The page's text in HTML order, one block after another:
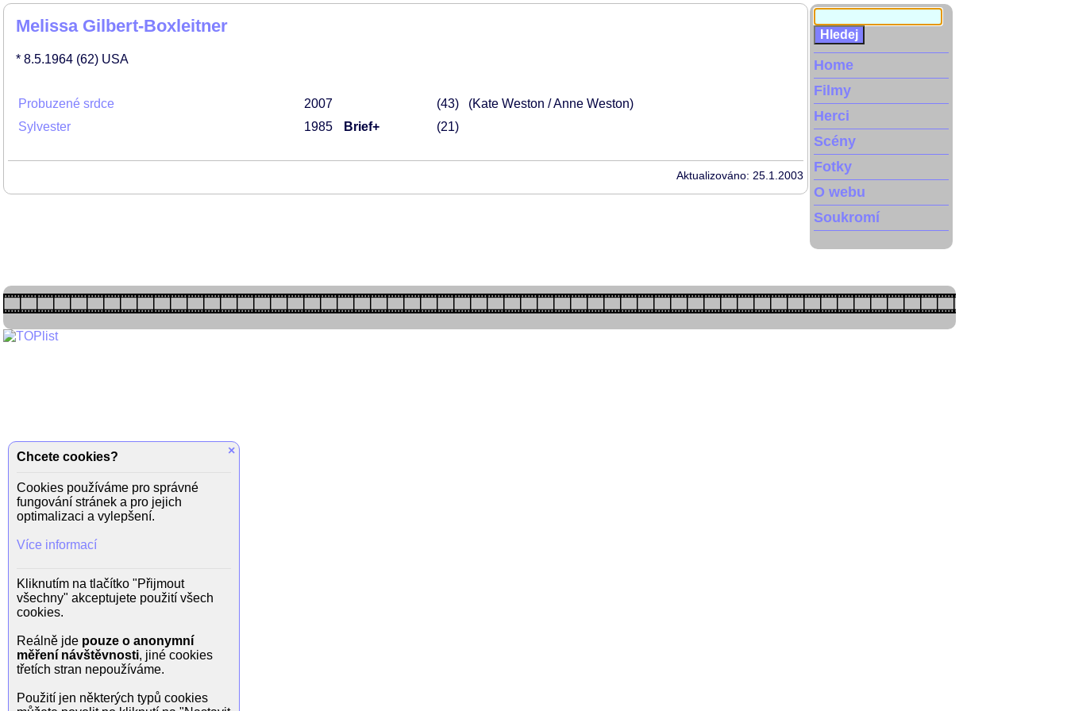
Melissa Gilbert-Boxleitner
* 8.5.1964 (62) USA
Probuzené srdce 2007 43
(Kate Weston / Anne Weston)
Sylvester
1985 Brief+ 21
Aktualizováno: 25.1.2003
Home
Filmy
Herci
Scény
Fotky
O webu
Soukromí
×
Chcete cookies?
Cookies používáme pro správné
fungování stránek a pro jejich
optimalizaci a vylepšení.
Více informací
Kliknutím na tlačítko "Přijmout
všechny" akceptujete použití všech
cookies.
Reálně jde pouze o anonymní
měření návštěvnosti, jiné cookies
třetích stran nepoužíváme.
Použití jen některých typů cookies